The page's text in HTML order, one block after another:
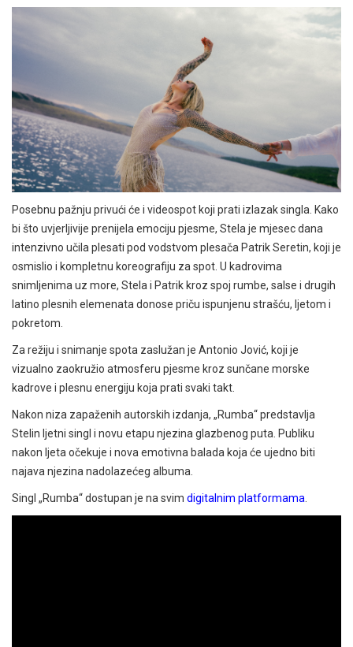
Posebnu pažnju privući će i videospot koji prati izlazak singla. Kako
bi što uvjerljivije prenijela emociju pjesme, Stela je mjesec dana
intenzivno učila plesati pod vodstvom plesača Patrik Seretin, koji je
osmislio i kompletnu koreografiju za spot. U kadrovima
snimljenima uz more, Stela i Patrik kroz spoj rumbe, salse i drugih
latino plesnih elemenata donose priču ispunjenu strašću, ljetom i
pokretom.
Za režiju i snimanje spota zaslužan je Antonio Jović, koji je
vizualno zaokružio atmosferu pjesme kroz sunčane morske
kadrove i plesnu energiju koja prati svaki takt.
Nakon niza zapaženih autorskih izdanja, „Rumba“ predstavlja
Stelin ljetni singl i novu etapu njezina glazbenog puta. Publiku
nakon ljeta očekuje i nova emotivna balada koja će ujedno biti
najava njezina nadolazećeg albuma.
Singl „Rumba“ dostupan je na svim digitalnim platformama